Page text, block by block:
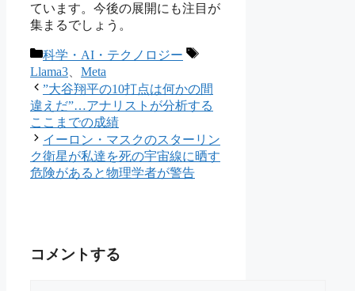
ています。今後の展開にも注目が
集まるでしょう。
カ
テ
ゴ
リ
ー
科学・AI・テクノロジー
タ
Llama3
Meta
”大谷翔平の10打点は何かの間
違えだ”…アナリストが分析する
ここまでの成績
イーロン・マスクのスターリン
ク衛星が私達を死の宇宙線に晒す
危険があると物理学者が警告
コメントする